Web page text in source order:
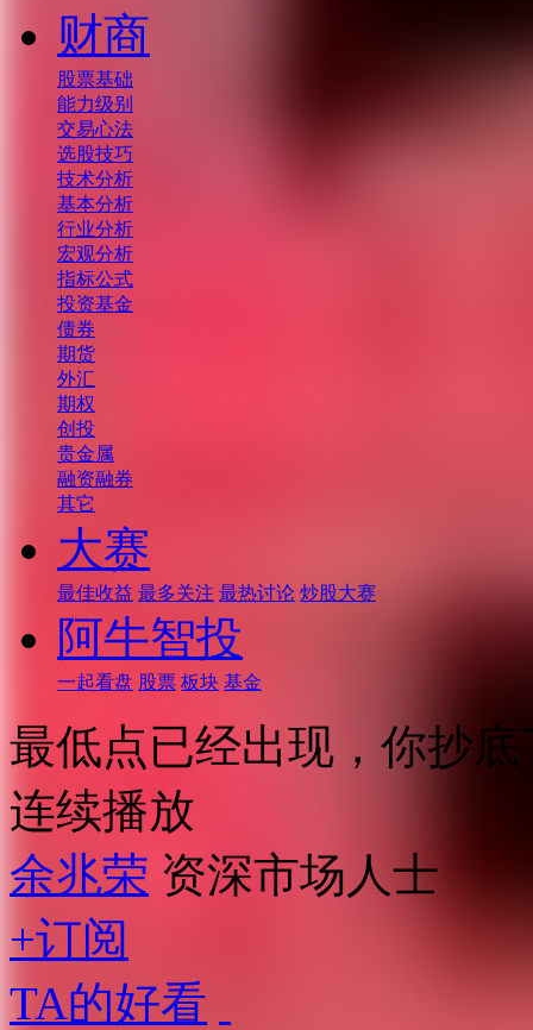
财商
股票基础
能力级别
交易心法
选股技巧
技术分析
基本分析
行业分析
宏观分析
指标公式
投资基金
债券
期货
外汇
期权
创投
贵金属
融资融券
其它
大赛
最佳收益 最多关注 最热讨论 炒股大赛
阿牛智投
一起看盘 股票 板块 基金
最低点已经出现，你抄底
连续播放
余兆荣 资深市场人士
+订阅
TA的好看